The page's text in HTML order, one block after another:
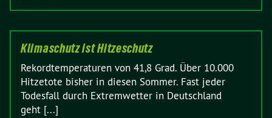
Klimaschutz ist Hitzeschutz
Rekordtemperaturen von 41,8 Grad. Über 10.000
Hitzetote bisher in diesen Sommer. Fast jeder
Todesfall durch Extremwetter in Deutschland
geht [...]